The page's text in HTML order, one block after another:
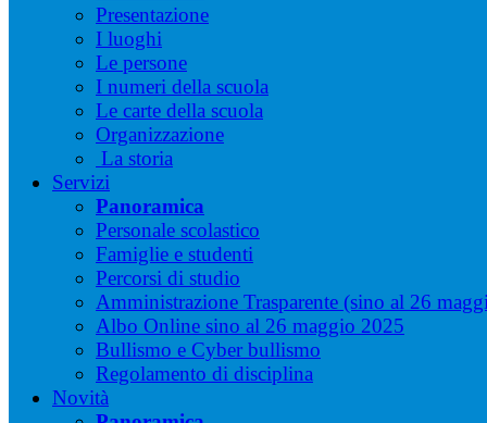
Presentazione
I luoghi
Le persone
I numeri della scuola
Le carte della scuola
Organizzazione
La storia
Servizi
Panoramica
Personale scolastico
Famiglie e studenti
Percorsi di studio
Amministrazione Trasparente (sino al 26
Albo Online sino al 26 maggio 2025
Bullismo e Cyber bullismo
Regolamento di disciplina
Novità